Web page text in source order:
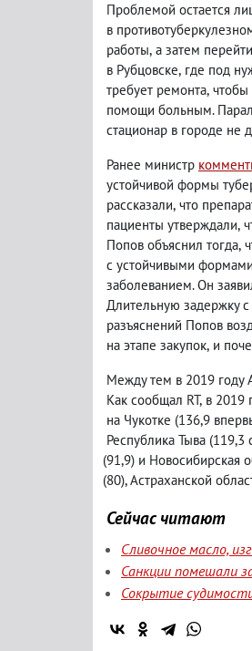
Проблемой остается
в
работы, а затем
в Рубцовске, где под
требует ремонта, чтобы
помощи больным.
стационар в городе не
Ранее министр
устойчивой формы
рассказали, что
пациенты утверждали,
Попов объяснил тогда,
с устойчивыми
заболеванием. Он
Длительную задержку
разъяснений Попов
на этапе закупок, и
Между тем в 2019 году
Как сообщал RT, в 2019
на Чукотке (136,9
Республика Тыва (119,3
(91,9) и Новосибирская
(80), Астраханской
Сейчас читают
Сливочное масло,
Санкции помешали
Сокрытие